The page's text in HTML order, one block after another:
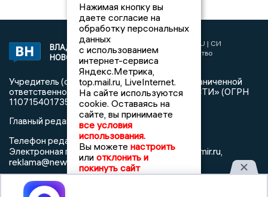
ВЛАДИМИРСКИЕ
НОВОСТИ
2017 © NEWSVLADIMIR.RU | СИ
«Информационное агентство
Владимирские новости»
Учредитель (соучредители): Общество с ограниченной
ответственностью «РЕГИОНАЛЬНЫЕ НОВОСТИ» (ОГРН
1107154017354)
Главный редактор: Мазов С. А.
Телефон редакции:8 (4922) 666916
Электронная почта редакции:info@newsvladimir.ru,
reklama@newsvladimir.ru
Регистрационный номер: серия Эл № ФС77-78858 от 4
Нажимая кнопку вы
даете согласие на
обработку персональных
данных
с использованием
интернет-сервиса
Яндекс.Метрика,
top.mail.ru, LiveInternet.
На сайте используются
cookie. Оставаясь на
сайте, вы принимаете
все условия
использования.
Вы можете настроить
или отклонить и
покинуть сайт